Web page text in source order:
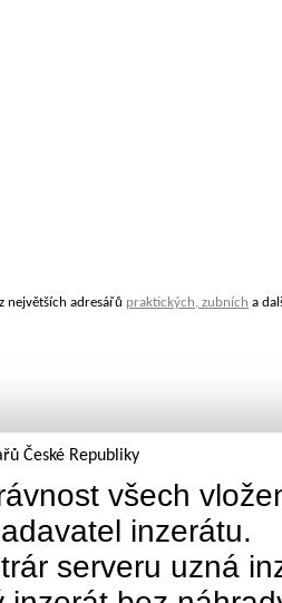
největších adresářů praktických, zubních a
České Republiky
všech
inzerátu.
serveru uzná